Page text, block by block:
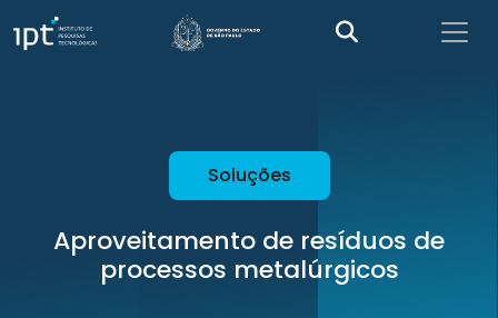
Soluções
Aproveitamento de resíduos de
processos metalúrgicos